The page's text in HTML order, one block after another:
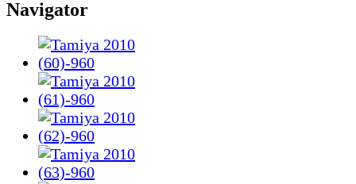
Navigator